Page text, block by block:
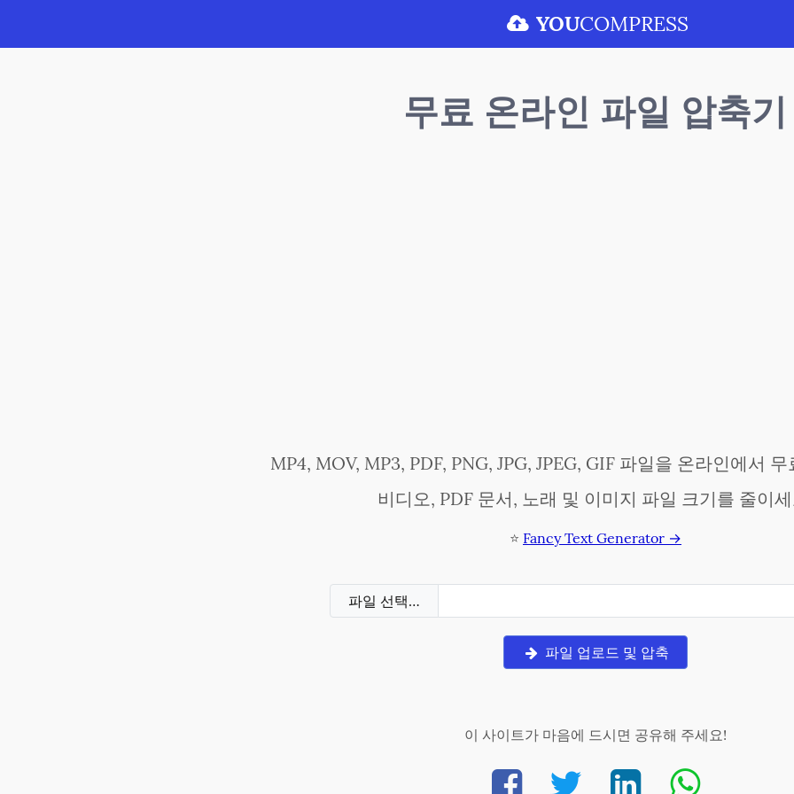
YOUCOMPRESS
무료 온라인 파일 압축기
MP4, MOV, MP3, PDF, PNG, JPG, JPEG, GIF 파일을 온라인에서
비디오, PDF 문서, 노래 및 이미지 파일 크기를 줄이
⭐ Fancy Text Generator →
파일 선택…
파일 업로드 및 압축
이 사이트가 마음에 드시면 공유해 주세요!